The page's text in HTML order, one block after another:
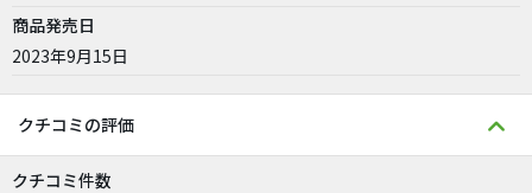
商品発売日
2023年9月15日
クチコミの評価
クチコミ件数